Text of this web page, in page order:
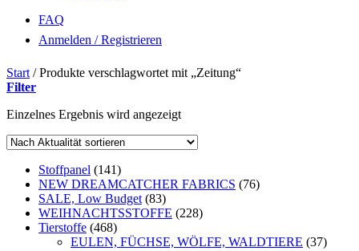
FAQ
Anmelden / Registrieren
Start /Produkte verschlagwortet mit „Zeitung“
Filter
Einzelnes Ergebnis wird angezeigt
Stoffpanel (141)
NEW DREAMCATCHER FABRICS (76)
SALE, Low Budget (83)
WEIHNACHTSSTOFFE (228)
Tierstoffe (468)
EULEN, FÜCHSE, WÖLFE, WALDTIERE (37)